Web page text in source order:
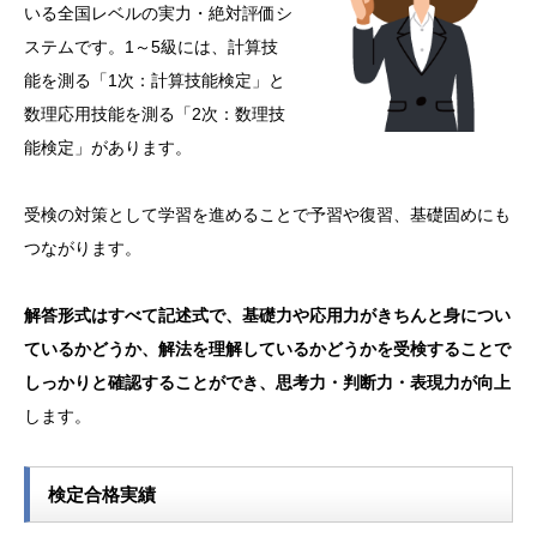
いる全国レベルの実力・絶対評価シ
ステムです。1～5級には、計算技
能を測る「1次：計算技能検定」と
数理応用技能を測る「2次：数理技
能検定」があります。
受検の対策として学習を進めることで予習や復習、基礎固めにも
つながります。
解答形式はすべて記述式で、基礎力や応用力がきちんと身につい
ているかどうか、解法を理解しているかどうかを受検することで
しっかりと確認することができ、思考力・判断力・表現力が向上
します。
検定合格実績